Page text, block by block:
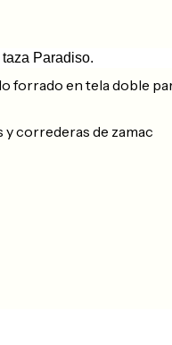
Paradiso.
forrado en tela doble
correderas de zamac